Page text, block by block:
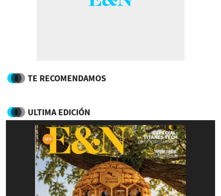
TE RECOMENDAMOS
ULTIMA EDICIÓN